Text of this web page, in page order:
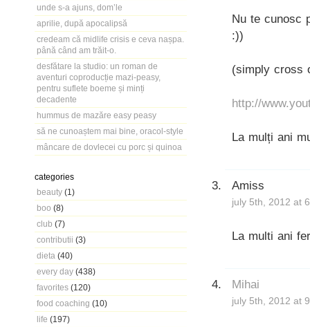
unde s-a ajuns, dom’le
aprilie, după apocalipsă
credeam că midlife crisis e ceva nașpa.
până când am trăit-o.
desfătare la studio: un roman de
aventuri coproducție mazi-peasy,
pentru suflete boeme și minți
decadente
hummus de mazăre easy peasy
să ne cunoaștem mai bine, oracol-style
mâncare de dovlecei cu porc și quinoa
categories
beauty (1)
boo (8)
club (7)
contributii (3)
dieta (40)
every day (438)
favorites (120)
food coaching (10)
life (197)
Nu te cunosc
:))
(simply cross
http://
La mulți ani
Amiss
july 5th, 2012 at
La multi ani
Mihai
july 5th, 2012 at